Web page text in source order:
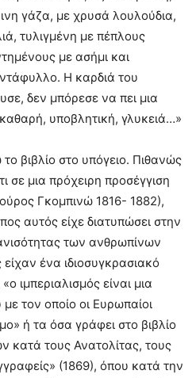
γάζα, με χρυσά λουλούδια,
τυλιγμένη με πέπλους
με ασήμι και
Η καρδιά του
δεν μπόρεσε να πει μια
υποβλητική, γλυκειά…»
βιβλίο στο υπόγειο. Πιθανώς
σε μια πρόχειρη προσέγγιση
Γκομπινώ 1816- 1882),
αυτός είχε διατυπώσει στην
των ανθρωπίνων
ένα ιδιοσυγκρασιακό
ιμπεριαλισμός είναι μια
τον οποίο οι Ευρωπαίοι
ή τα όσα γράφει στο βιβλίο
κατά τους Ανατολίτας, τους
(1869), όπου κατά την